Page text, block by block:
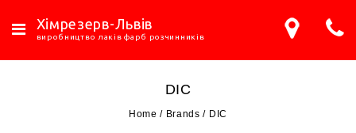
Хімрезерв-Львів
виробництво лаків фарб розчинників
DIC
Home / Brands / DIC